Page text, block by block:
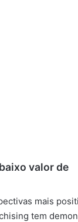
valor de
mais
tem